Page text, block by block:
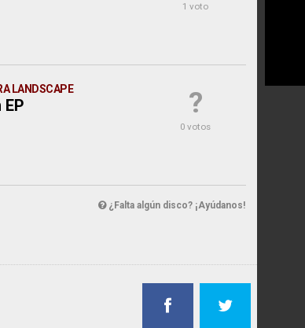
1 voto
LANDSCAPE ?
0 votos
¿Falta algún disco? ¡Ayúdanos!